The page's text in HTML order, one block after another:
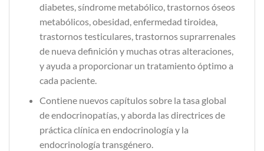
diabetes, síndrome metabólico, trastornos óseos
metabólicos, obesidad, enfermedad tiroidea,
trastornos testiculares, trastornos suprarrenales
de nueva definición y muchas otras alteraciones,
y ayuda a proporcionar un tratamiento óptimo a
cada paciente.
Contiene nuevos capítulos sobre la tasa global
de endocrinopatías, y aborda las directrices de
práctica clínica en endocrinología y la
endocrinología transgénero.